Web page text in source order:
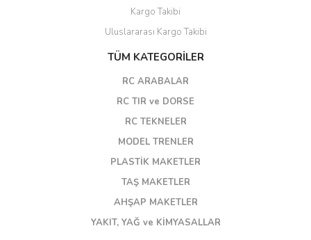
Kargo Takibi
Uluslararası Kargo Takibi
TÜM KATEGORİLER
RC ARABALAR
RC TIR ve DORSE
RC TEKNELER
MODEL TRENLER
PLASTİK MAKETLER
TAŞ MAKETLER
AHŞAP MAKETLER
YAKIT, YAĞ ve KİMYASALLAR